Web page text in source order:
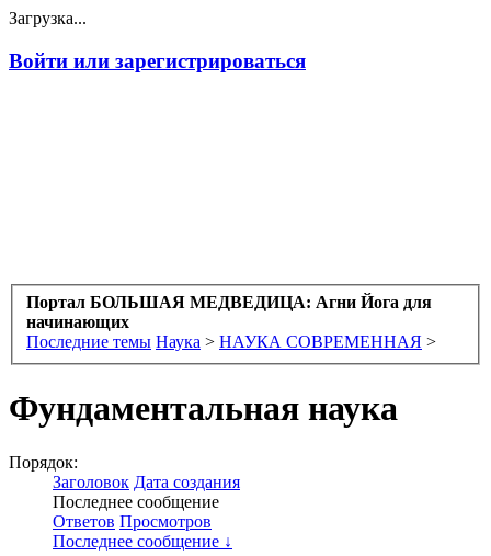
Загрузка...
Войти или зарегистрироваться
Портал БОЛЬШАЯ МЕДВЕДИЦА: Агни Йога для
начинающих
Последние темы Наука > НАУКА СОВРЕМЕННАЯ >
Фундаментальная наука
Порядок:
Заголовок Дата создания
Последнее сообщение
Ответов Просмотров
Последнее сообщение ↓